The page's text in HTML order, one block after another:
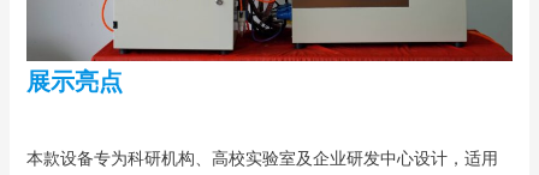
展示亮点
本款设备专为科研机构、高校实验室及企业研发中心设计，适用